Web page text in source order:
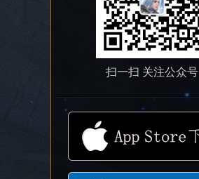
扫一扫 关注公众号